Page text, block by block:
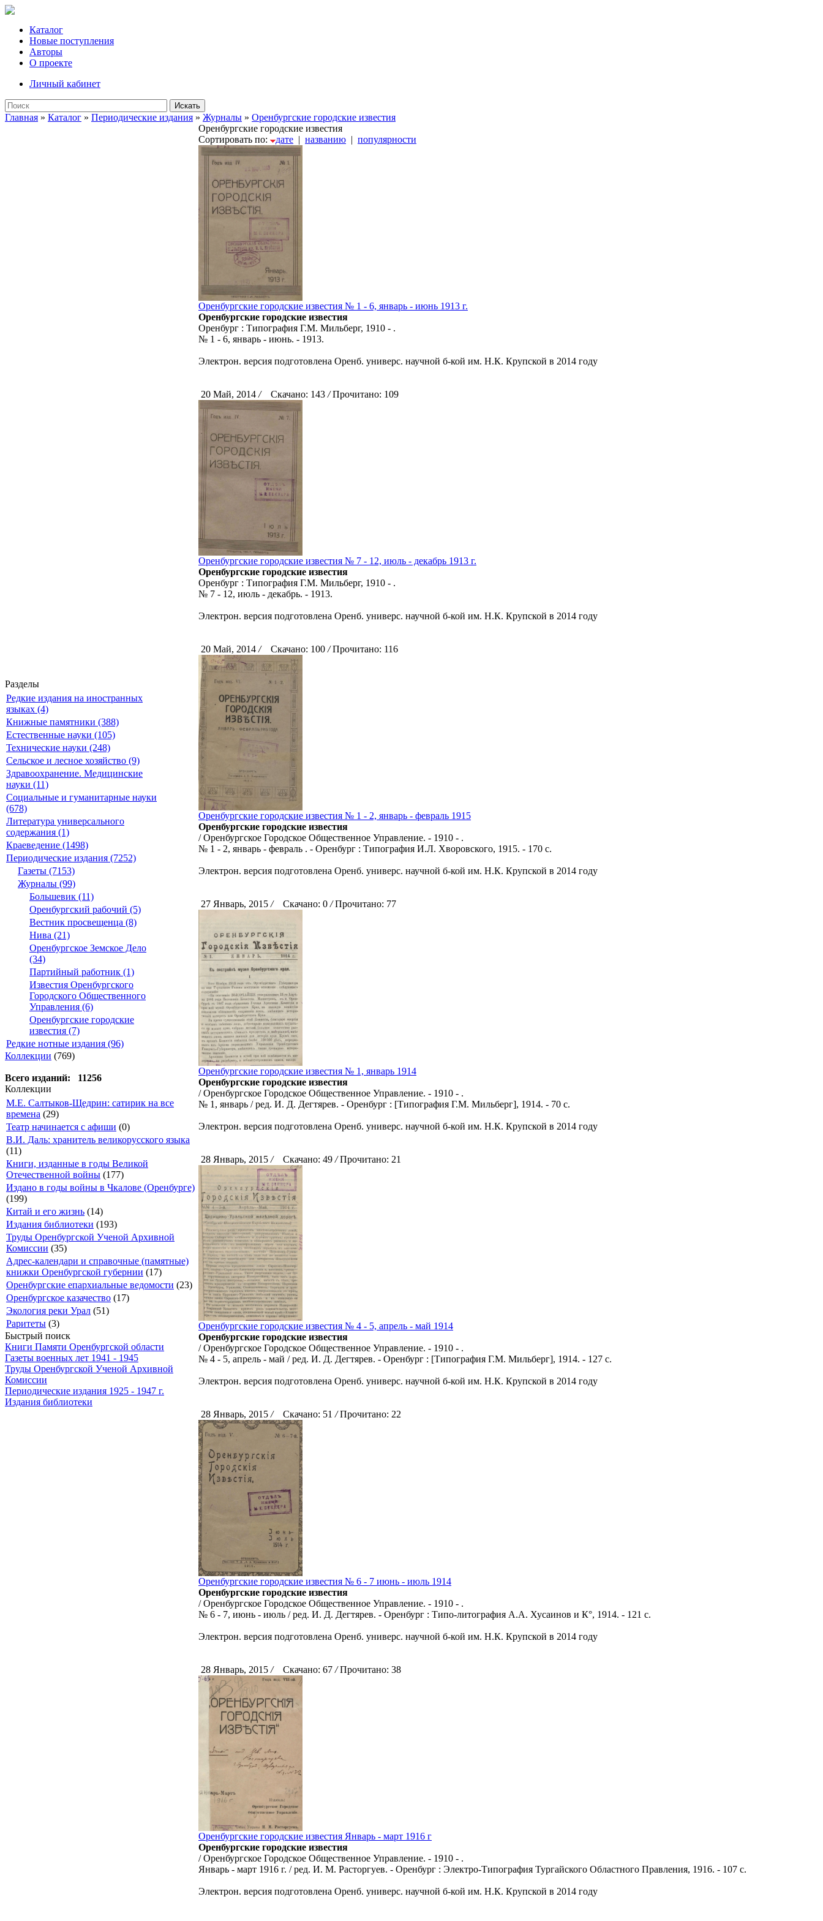
Каталог
Новые поступления
Авторы
О проекте
Личный кабинет
Искать
Главная » Каталог » Периодические издания » Журналы » Оренбургские городские известия
Разделы
Редкие издания на иностранных
языках (4)
Книжные памятники (388)
Естественные науки (105)
Технические науки (248)
Сельское и лесное хозяйство (9)
Здравоохранение. Медицинские
науки (11)
Социальные и гуманитарные науки
(678)
Литература универсального
содержания (1)
Краеведение (1498)
Периодические издания (7252)
Газеты (7153)
Журналы (99)
Большевик (11)
Оренбургский рабочий (5)
Вестник просвещенца (8)
Нива (21)
Оренбургское Земское Дело
(34)
Партийный работник (1)
Известия Оренбургского
Городского Общественного
Управления (6)
Оренбургские городские
известия (7)
Редкие нотные издания (96)
Коллекции (769)
Всего изданий: 11256
Коллекции
М.Е. Салтыков-Щедрин: сатирик на все
времена (29)
Театр начинается с афиши (0)
В.И. Даль: хранитель великорусского языка
(11)
Книги, изданные в годы Великой
Отечественной войны (177)
Издано в годы войны в Чкалове (Оренбурге)
(199)
Китай и его жизнь (14)
Издания библиотеки (193)
Труды Оренбургской Ученой Архивной
Комиссии (35)
Адрес-календари и справочные (памятные)
книжки Оренбургской губернии (17)
Оренбургские епархиальные ведомости (23)
Оренбургское казачество (17)
Экология реки Урал (51)
Раритеты (3)
Быстрый поиск
Книги Памяти Оренбургской области
Газеты военных лет 1941 - 1945
Труды Оренбургской Ученой Архивной
Комиссии
Периодические издания 1925 - 1947 г.
Издания библиотеки
Оренбургские городские известия
Сортировать по:
дате | названию | популярности
Оренбургские городские известия № 1 - 6, январь - июнь 1913 г.
Оренбургские городские известия
Оренбург : Типография Г.М. Мильберг, 1910 - .
№ 1 - 6, январь - июнь. - 1913.
Электрон. версия подготовлена Оренб. универс. научной б-кой им. Н.К. Крупской в 2014 году
20 Май, 2014 /Скачано: 143 /Прочитано: 109
Оренбургские городские известия № 7 - 12, июль - декабрь 1913 г.
Оренбургские городские известия
Оренбург : Типография Г.М. Мильберг, 1910 - .
№ 7 - 12, июль - декабрь. - 1913.
Электрон. версия подготовлена Оренб. универс. научной б-кой им. Н.К. Крупской в 2014 году
20 Май, 2014 /Скачано: 100 /Прочитано: 116
Оренбургские городские известия № 1 - 2, январь - февраль 1915
Оренбургские городские известия
/ Оренбургское Городское Общественное Управление. - 1910 - .
№ 1 - 2, январь - февраль . - Оренбург : Типография И.Л. Хворовского, 1915. - 170 с.
Электрон. версия подготовлена Оренб. универс. научной б-кой им. Н.К. Крупской в 2014 году
27 Январь, 2015 /Скачано: 0 /Прочитано: 77
Оренбургские городские известия № 1, январь 1914
Оренбургские городские известия
/ Оренбургское Городское Общественное Управление. - 1910 - .
№ 1, январь / ред. И. Д. Дегтярев. - Оренбург : [Типография Г.М. Мильберг], 1914. - 70 с.
Электрон. версия подготовлена Оренб. универс. научной б-кой им. Н.К. Крупской в 2014 году
28 Январь, 2015 /Скачано: 49 /Прочитано: 21
Оренбургские городские известия № 4 - 5, апрель - май 1914
Оренбургские городские известия
/ Оренбургское Городское Общественное Управление. - 1910 - .
№ 4 - 5, апрель - май / ред. И. Д. Дегтярев. - Оренбург : [Типография Г.М. Мильберг], 1914. - 127 с.
Электрон. версия подготовлена Оренб. универс. научной б-кой им. Н.К. Крупской в 2014 году
28 Январь, 2015 /Скачано: 51 /Прочитано: 22
Оренбургские городские известия № 6 - 7 июнь - июль 1914
Оренбургские городские известия
/ Оренбургское Городское Общественное Управление. - 1910 - .
№ 6 - 7, июнь - июль / ред. И. Д. Дегтярев. - Оренбург : Типо-литография А.А. Хусаинов и К°, 1914. - 121 с.
Электрон. версия подготовлена Оренб. универс. научной б-кой им. Н.К. Крупской в 2014 году
28 Январь, 2015 /Скачано: 67 /Прочитано: 38
Оренбургские городские известия Январь - март 1916 г
Оренбургские городские известия
/ Оренбургское Городское Общественное Управление. - 1910 - .
Январь - март 1916 г. / ред. И. М. Расторгуев. - Оренбург : Электро-Типография Тургайского Областного Правления, 1916. - 107 с.
Электрон. версия подготовлена Оренб. универс. научной б-кой им. Н.К. Крупской в 2014 году